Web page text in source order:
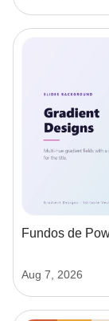
Fundos de
Aug 7, 2026